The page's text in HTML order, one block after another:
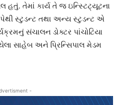
તેમાં કાર્ય તે જ ઇન્સ્ટિટ્યૂટના
સ્ટુડન્ટ તથા અન્ય સ્ટુડન્ટ એ
સંચાલન ડોક્ટર પાંચોટિયા
સાહેબ અને પ્રિન્સિપાલ મેડમ
-